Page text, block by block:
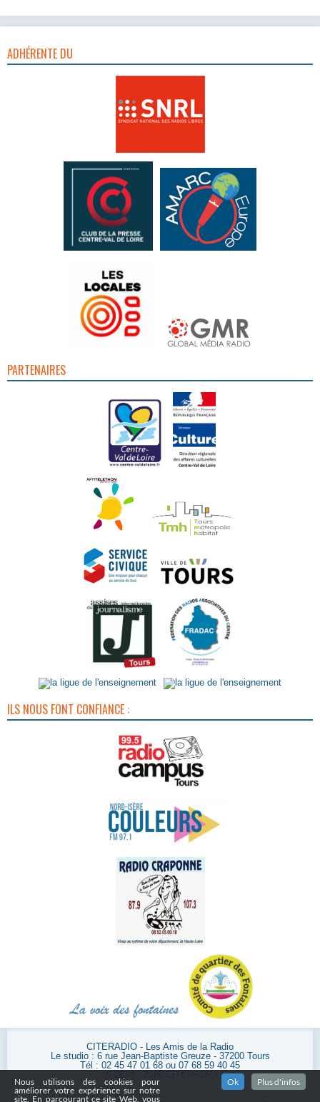
ADHÉRENTE DU
PARTENAIRES
ILS NOUS FONT CONFIANCE :
CITERADIO - Les Amis de la Radio
Le studio : 6 rue Jean-Baptiste Greuze - 37200 Tours
Tél : 02 45 47 01 68 ou 07 68 59 40 45
Nous utilisons des cookies pour
améliorer votre expérience sur notre
site. En parcourant ce site Web, vous
Ok Plus d'infos